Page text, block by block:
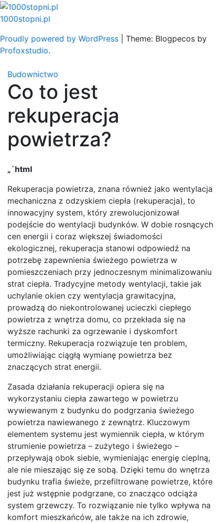
Skip
to
1000stopni.pl
Proudly powered by WordPress
Theme: Blogpecos by
Profoxstudio.
Budownictwo
Co to jest
rekuperacja
powietrza?
„`html
Rekuperacja powietrza, znana również jako wentylacja
mechaniczna z odzyskiem ciepła (rekuperacja), to
innowacyjny system, który zrewolucjonizował
podejście do wentylacji budynków. W dobie rosnących
cen energii i coraz większej świadomości
ekologicznej, rekuperacja stanowi odpowiedź na
potrzebę zapewnienia świeżego powietrza w
pomieszczeniach przy jednoczesnym minimalizowaniu
strat ciepła. Tradycyjne metody wentylacji, takie jak
uchylanie okien czy wentylacja grawitacyjna,
prowadzą do niekontrolowanej ucieczki ciepłego
powietrza z wnętrza domu, co przekłada się na
wyższe rachunki za ogrzewanie i dyskomfort
termiczny. Rekuperacja rozwiązuje ten problem,
umożliwiając ciągłą wymianę powietrza bez
znaczących strat energii.
Zasada działania rekuperacji opiera się na
wykorzystaniu ciepła zawartego w powietrzu
wywiewanym z budynku do podgrzania świeżego
powietrza nawiewanego z zewnątrz. Kluczowym
elementem systemu jest wymiennik ciepła, w którym
strumienie powietrza – zużytego i świeżego –
przepływają obok siebie, wymieniając energię cieplną,
ale nie mieszając się ze sobą. Dzięki temu do wnętrza
budynku trafia świeże, przefiltrowane powietrze, które
jest już wstępnie podgrzane, co znacząco odciąża
system grzewczy. To rozwiązanie nie tylko wpływa na
komfort mieszkańców, ale także na ich zdrowie,